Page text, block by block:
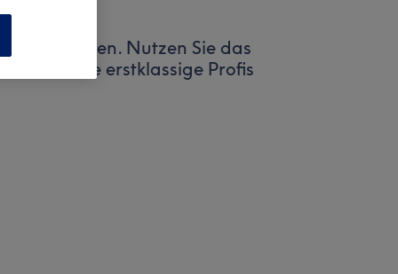
entgegen. Nutzen Sie das
viele erstklassige Profis